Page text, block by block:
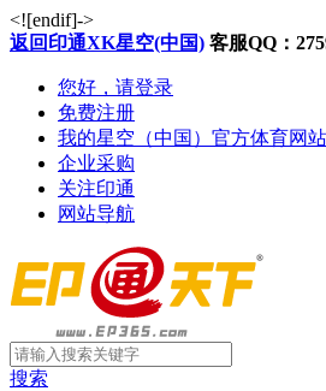
<![endif]->
返回印通XK星空(中国) 客服QQ：
您好，请登录
免费注册
我的星空（中国）官方体育网
企业采购
关注印通
网站导航
搜索